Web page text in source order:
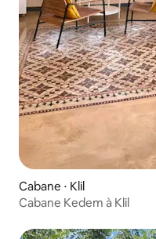
Cabane ⋅ Klil
Cabane Kedem à Klil